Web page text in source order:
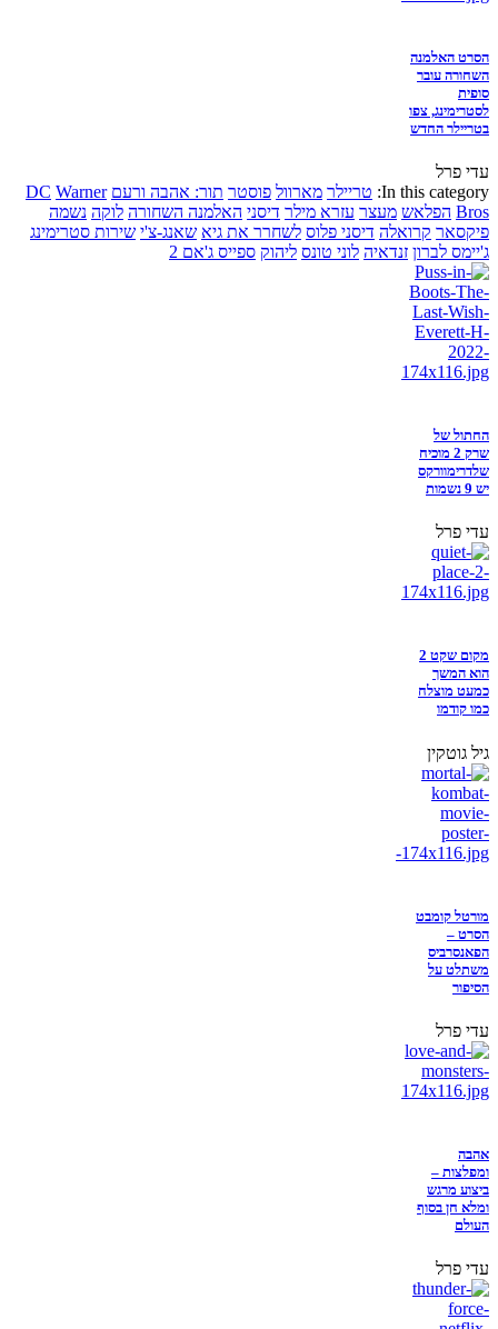
הסרט האלמנה
השחורה עובר
סופית
לסטרימינג, צפו
בטריילר החדש
עדי פרל
In this category: טריילר מארוול פוסטר תור: אהבה ורעם DC Warner
Bros הפלאש מעצר עזרא מילר דיסני האלמנה השחורה לוקה נשמה
פיקסאר קרואלה דיסני פלוס לשחרר את גיא שאנג-צ'י שירות סטרימינג
ג'יימס לברון זנדאיה לוני טונס ליהוק ספייס ג'אם 2
החתול של
שרק 2 מוכיח
שלדרימוורקס
יש 9 נשמות
עדי פרל
מקום שקט 2
הוא המשך
כמעט מוצלח
כמו קודמו
גיל גוטקין
מורטל קומבט
הסרט –
הפאנסרביס
משתלט על
הסיפור
עדי פרל
אהבה
ומפלצות –
ביצוע מרגש
ומלא חן בסוף
העולם
עדי פרל